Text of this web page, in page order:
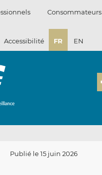
Consommateurs
Accessibilité FR EN
Publié le 15 juin 2026